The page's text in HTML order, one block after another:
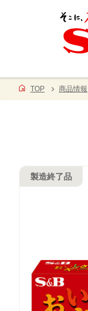
TOP 商品情報
製造終了品